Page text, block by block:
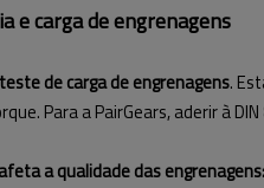
e carga de engrenagens
teste de carga de engrenagens.
Para a PairGears, aderir à
a qualidade das engrenagens: